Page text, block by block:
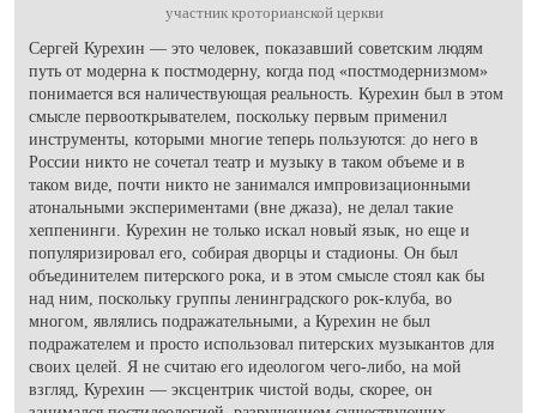
участник кроторианской церкви
Сергей Курехин — это человек, показавший советским людям
путь от модерна к постмодерну, когда под «постмодернизмом»
понимается вся наличествующая реальность. Курехин был в этом
смысле первооткрывателем, поскольку первым применил
инструменты, которыми многие теперь пользуются: до него в
России никто не сочетал театр и музыку в таком объеме и в
таком виде, почти никто не занимался импровизационными
атональными экспериментами (вне джаза), не делал такие
хеппенинги. Курехин не только искал новый язык, но еще и
популяризировал его, собирая дворцы и стадионы. Он был
объединителем питерского рока, и в этом смысле стоял как бы
над ним, поскольку группы ленинградского рок-клуба, во
многом, являлись подражательными, а Курехин не был
подражателем и просто использовал питерских музыкантов для
своих целей. Я не считаю его идеологом чего-либо, на мой
взгляд, Курехин — эксцентрик чистой воды, скорее, он